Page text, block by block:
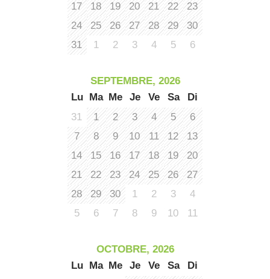
17
18 19 20 21 22
23
24
25 26 27 28 29
30
31
1 2 3 4 5 6
SEPTEMBRE, 2026
Lu
Ma Me Je Ve Sa
Di
31
1 2 3 4 5
6
7
8 9 10 11 12
13
14
15 16 17 18 19
20
21
22 23 24 25 26
27
28
29 30 1 2 3
4
5
6 7 8 9 10 11
OCTOBRE, 2026
Lu
Ma Me Je Ve Sa
Di